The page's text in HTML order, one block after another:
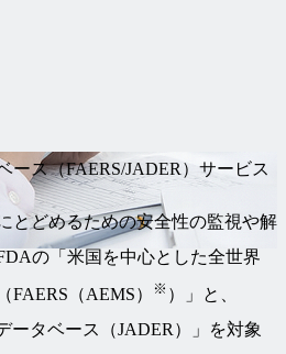
ース（FAERS/JADER）サービス
とどめるための安全性の監視や解
の「米国を中心とした全世界
（AEMS） ※ ）」と、
ータベース（JADER）」を対象